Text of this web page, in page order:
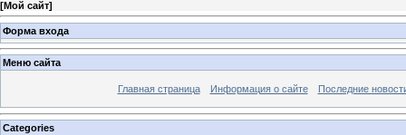
[Мой сайт]
Форма входа
Меню сайта
Главная страница Информация о сайте Последние
Categories